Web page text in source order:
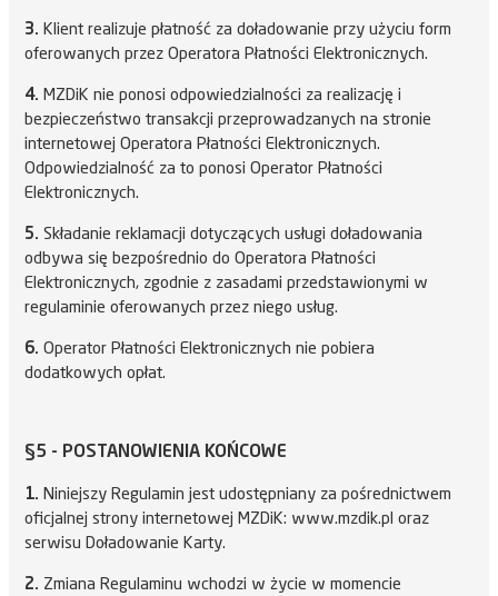
3. Klient realizuje płatność za doładowanie przy użyciu form
oferowanych przez Operatora Płatności Elektronicznych.
4. MZDiK nie ponosi odpowiedzialności za realizację i
bezpieczeństwo transakcji przeprowadzanych na stronie
internetowej Operatora Płatności Elektronicznych.
Odpowiedzialność za to ponosi Operator Płatności
Elektronicznych.
5. Składanie reklamacji dotyczących usługi doładowania
odbywa się bezpośrednio do Operatora Płatności
Elektronicznych, zgodnie z zasadami przedstawionymi w
regulaminie oferowanych przez niego usług.
6. Operator Płatności Elektronicznych nie pobiera
dodatkowych opłat.
§5 - POSTANOWIENIA KOŃCOWE
1. Niniejszy Regulamin jest udostępniany za pośrednictwem
oficjalnej strony internetowej MZDiK: www.mzdik.pl oraz
serwisu Doładowanie Karty.
2. Zmiana Regulaminu wchodzi w życie w momencie